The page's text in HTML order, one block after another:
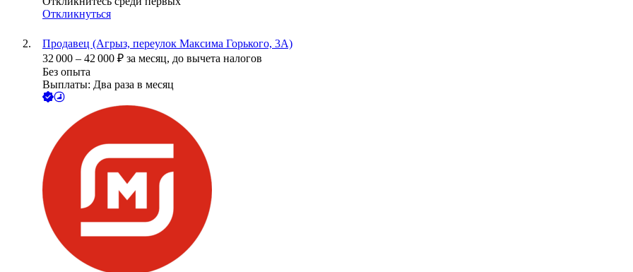
Откликнуться
Продавец (Агрыз, переулок Максима Горького, 3А)
32 000 – 42 000 ₽ за месяц, до вычета налогов
Без опыта
Выплаты: Два раза в месяц